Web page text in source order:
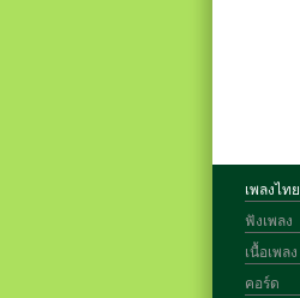
เพลงไทย
ฟังเพลง
เนื้อเพลง
คอร์ด